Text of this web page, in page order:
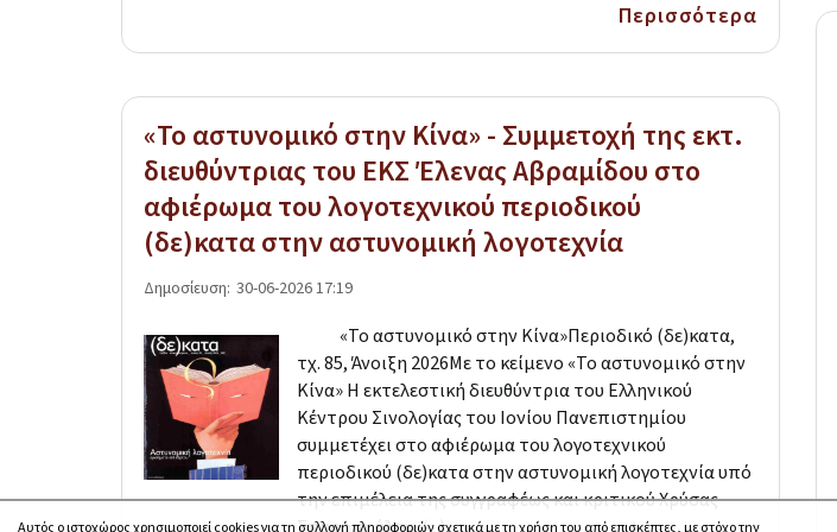
Περισσότερα
«Το αστυνομικό στην Κίνα» - Συμμετοχή της εκτ.
διευθύντριας του ΕΚΣ Έλενας Αβραμίδου στο
αφιέρωμα του λογοτεχνικού περιοδικού
(δε)κατα στην αστυνομική λογοτεχνία
Δημοσίευση: 30-06-2026 17:19
«Το αστυνομικό στην Κίνα»Περιοδικό (δε)κατα,
τχ. 85, Άνοιξη 2026Με το κείμενο «Το αστυνομικό στην
Κίνα» Η εκτελεστική διευθύντρια του Ελληνικού
Κέντρου Σινολογίας του Ιονίου Πανεπιστημίου
συμμετέχει στο αφιέρωμα του λογοτεχνικού
περιοδικού (δε)κατα στην αστυνομική λογοτεχνία υπό
την επιμέλεια της συγγραφέως και κριτικού Χρύσας
Αυτός ο ιστοχώρος χρησιμοποιεί cookies για τη συλλογή πληροφοριών σχετικά με τη χρήση του από επισκέπτες, με στόχο την